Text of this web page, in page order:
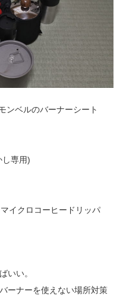
ンベルのバーナーシート
し専用)
イクロコーヒードリッパ
いい。
ーナーを使えない場所対策